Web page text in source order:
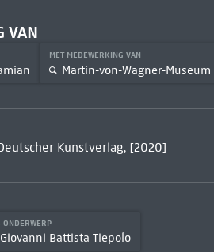
VAN
MET MEDEWERKING VAN
Kunstverlag, [2020]
ONDERWERP
Giovanni Battista Tiepolo